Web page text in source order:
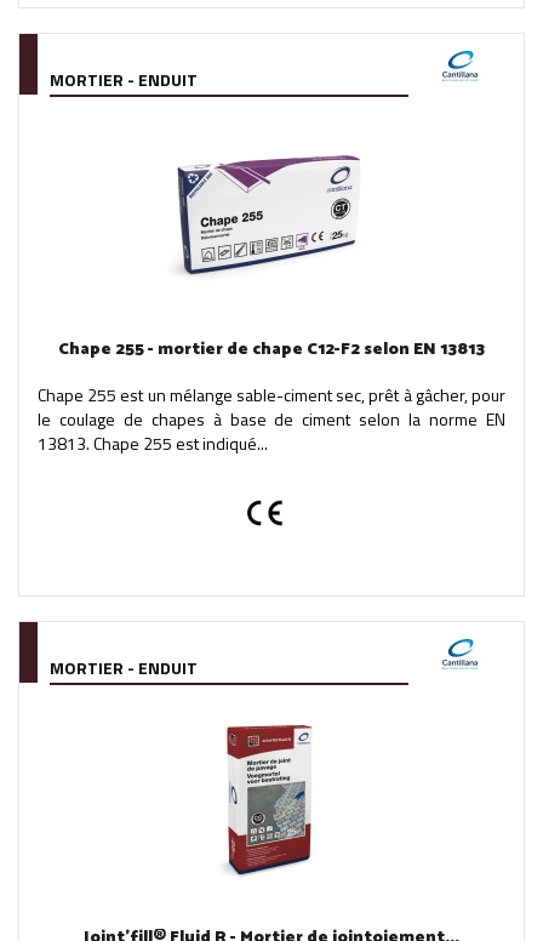
MORTIER - ENDUIT
Chape 255 - mortier de chape C12-F2 selon EN 13813
Chape 255 est un mélange sable-ciment sec, prêt à gâcher, pour
le coulage de chapes à base de ciment selon la norme EN
13813. Chape 255 est indiqué...
MORTIER - ENDUIT